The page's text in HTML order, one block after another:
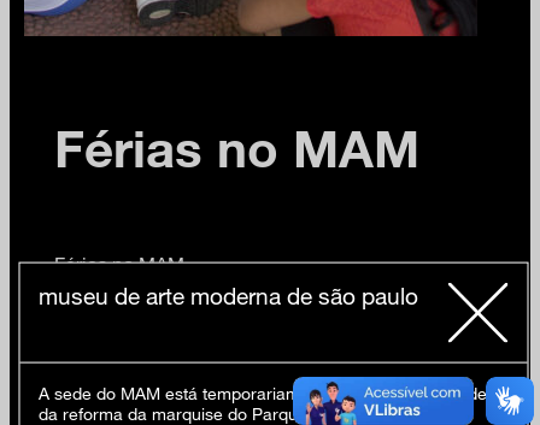
Férias no MAM
Férias no MAM
Jul 2016 / Gratuito
Nas férias de julho, o Família MAM promove uma
acompanhantes com muitas brincadeiras, histórias e
experimentações artísticas. Participe!
museu de arte moderna de são paulo
A sede do MAM está temporariamente fechada em virtude
da reforma da marquise do Parque Ibirapuera.